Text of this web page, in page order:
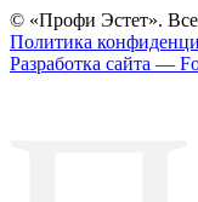
© «Профи Эстет».
Политика
Разработка сайта —